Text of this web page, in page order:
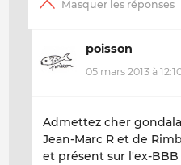
poisson
05 mars 2013 à
Admettez cher
Jean-Marc R et de
et présent sur l'ex-